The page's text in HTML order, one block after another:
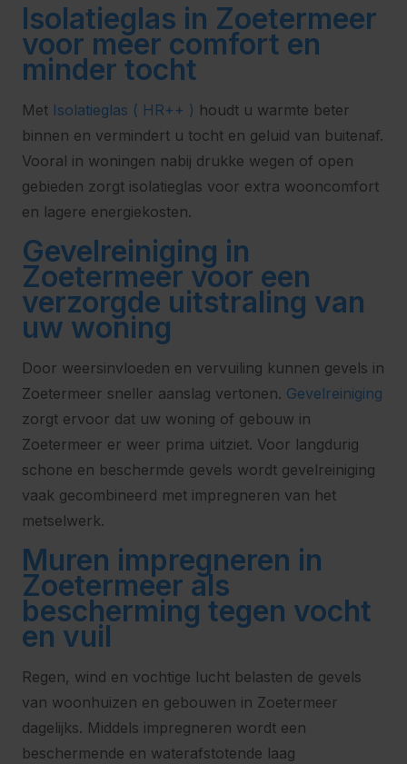
Isolatieglas in Zoetermeer
voor meer comfort en
minder tocht
Met Isolatieglas ( HR++ ) houdt u warmte beter
binnen en vermindert u tocht en geluid van buitenaf.
Vooral in woningen nabij drukke wegen of open
gebieden zorgt isolatieglas voor extra wooncomfort
en lagere energiekosten.
Gevelreiniging in
Zoetermeer voor een
verzorgde uitstraling van
uw woning
Door weersinvloeden en vervuiling kunnen gevels in
Zoetermeer sneller aanslag vertonen. Gevelreiniging
zorgt ervoor dat uw woning of gebouw in
Zoetermeer er weer prima uitziet. Voor langdurig
schone en beschermde gevels wordt gevelreiniging
vaak gecombineerd met impregneren van het
metselwerk.
Muren impregneren in
Zoetermeer als
bescherming tegen vocht
en vuil
Regen, wind en vochtige lucht belasten de gevels
van woonhuizen en gebouwen in Zoetermeer
dagelijks. Middels impregneren wordt een
beschermende en waterafstotende laag